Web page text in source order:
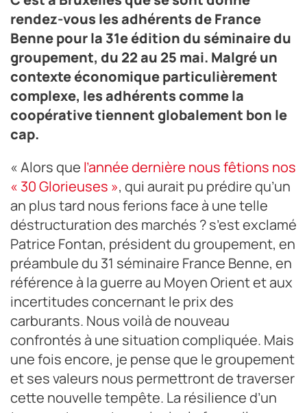
rendez-vous les adhérents de France
Benne pour la 31e édition du séminaire du
groupement, du 22 au 25 mai. Malgré un
contexte économique particulièrement
complexe, les adhérents comme la
coopérative tiennent globalement bon le
cap.
« Alors que l’année dernière nous fêtions nos
« 30 Glorieuses », qui aurait pu prédire qu’un
an plus tard nous ferions face à une telle
déstructuration des marchés ? s’est exclamé
Patrice Fontan, président du groupement, en
préambule du 31 séminaire France Benne, en
référence à la guerre au Moyen Orient et aux
incertitudes concernant le prix des
carburants. Nous voilà de nouveau
confrontés à une situation compliquée. Mais
une fois encore, je pense que le groupement
et ses valeurs nous permettront de traverser
cette nouvelle tempête. La résilience d’un